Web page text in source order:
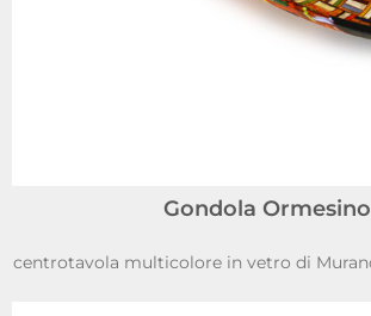
Gondola Ormesino
centrotavola multicolore in vetro di